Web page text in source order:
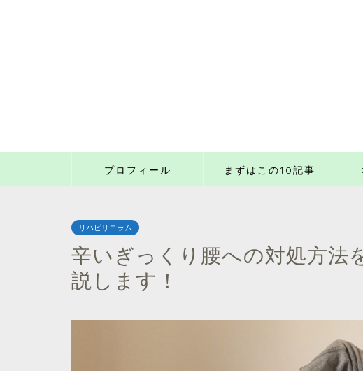
プロフィール まずはこの10記事
リハビリコラム
辛いぎっくり腰への対処方法
説します！